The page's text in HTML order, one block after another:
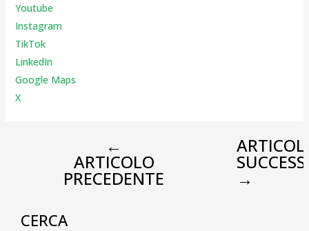
Youtube
Instagram
TikTok
LinkedIn
Google Maps
X
←
ARTICOLO
PRECEDENTE →
CERCA